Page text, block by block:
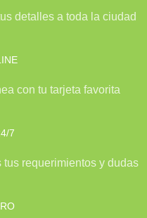
detalles a toda la ciudad
con tu tarjeta favorita
7
tus requerimientos y dudas